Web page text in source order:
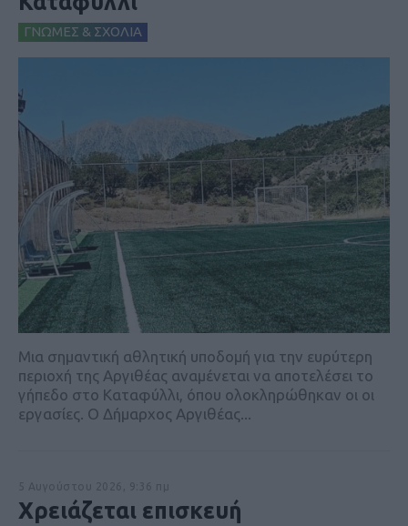
ΓΝΩΜΕΣ & ΣΧΟΛΙΑ
Μια σημαντική αθλητική υποδομή για την ευρύτερη
περιοχή της Αργιθέας αναμένεται να αποτελέσει το
γήπεδο στο Καταφύλλι, όπου ολοκληρώθηκαν οι οι
εργασίες. Ο Δήμαρχος Αργιθέας...
Χρειάζεται επισκευή